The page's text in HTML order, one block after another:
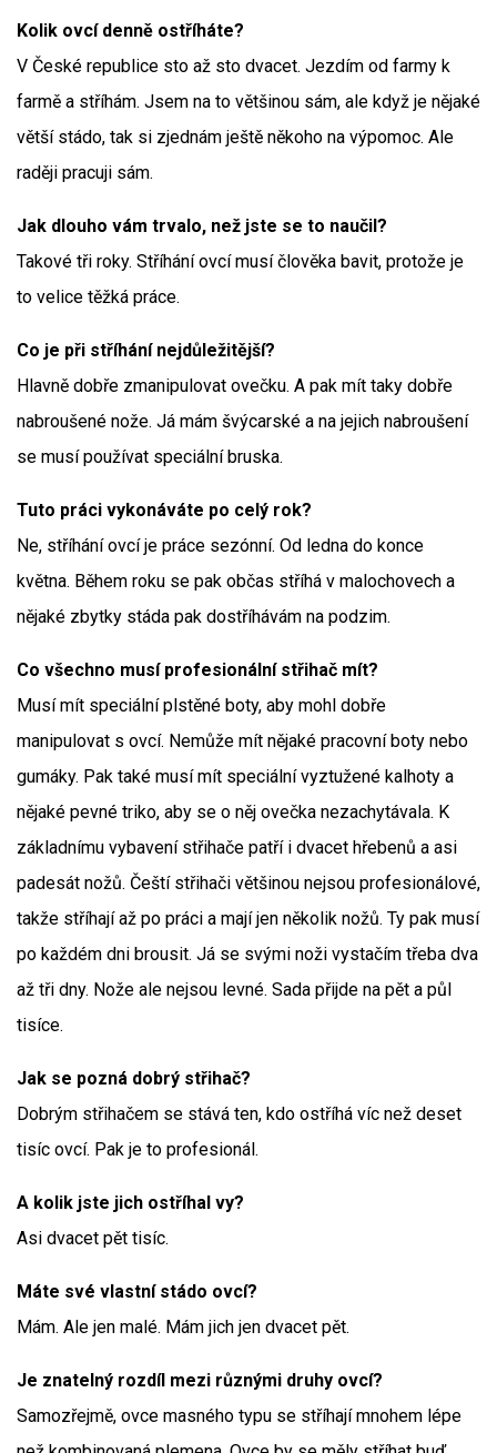
Kolik ovcí denně ostříháte?
V České republice sto až sto dvacet. Jezdím od farmy k
farmě a stříhám. Jsem na to většinou sám, ale když je nějaké
větší stádo, tak si zjednám ještě někoho na výpomoc. Ale
raději pracuji sám.
Jak dlouho vám trvalo, než jste se to naučil?
Takové tři roky. Stříhání ovcí musí člověka bavit, protože je
to velice těžká práce.
Co je při stříhání nejdůležitější?
Hlavně dobře zmanipulovat ovečku. A pak mít taky dobře
nabroušené nože. Já mám švýcarské a na jejich nabroušení
se musí používat speciální bruska.
Tuto práci vykonáváte po celý rok?
Ne, stříhání ovcí je práce sezónní. Od ledna do konce
května. Během roku se pak občas stříhá v malochovech a
nějaké zbytky stáda pak dostříhávám na podzim.
Co všechno musí profesionální střihač mít?
Musí mít speciální plstěné boty, aby mohl dobře
manipulovat s ovcí. Nemůže mít nějaké pracovní boty nebo
gumáky. Pak také musí mít speciální vyztužené kalhoty a
nějaké pevné triko, aby se o něj ovečka nezachytávala. K
základnímu vybavení střihače patří i dvacet hřebenů a asi
padesát nožů. Čeští střihači většinou nejsou profesionálové,
takže stříhají až po práci a mají jen několik nožů. Ty pak musí
po každém dni brousit. Já se svými noži vystačím třeba dva
až tři dny. Nože ale nejsou levné. Sada přijde na pět a půl
tisíce.
Jak se pozná dobrý střihač?
Dobrým střihačem se stává ten, kdo ostříhá víc než deset
tisíc ovcí. Pak je to profesionál.
A kolik jste jich ostříhal vy?
Asi dvacet pět tisíc.
Máte své vlastní stádo ovcí?
Mám. Ale jen malé. Mám jich jen dvacet pět.
Je znatelný rozdíl mezi různými druhy ovcí?
Samozřejmě, ovce masného typu se stříhají mnohem lépe